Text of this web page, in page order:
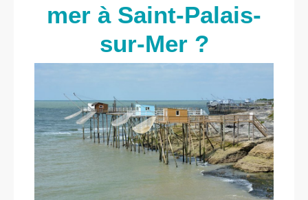
mer à Saint-Palais-
sur-Mer ?